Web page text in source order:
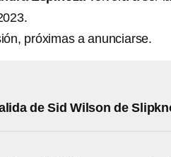
próximas a anunciarse.
de Sid Wilson de